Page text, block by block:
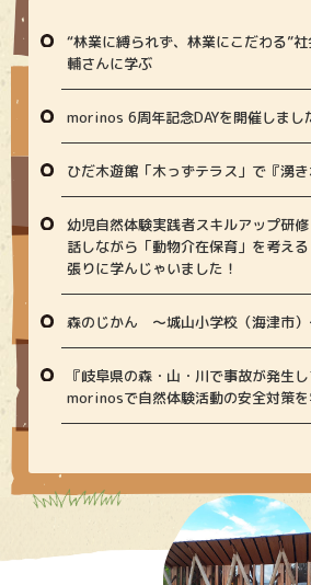
“林業に縛られず、林業にこだわる”
輔さんに学ぶ
morinos 6周年記念DAYを開催しまし
ひだ木遊館「木っずテラス」で『湧
幼児自然体験実践者スキルアップ研
話しながら「動物介在保育」を考え
張りに学んじゃいました！
森のじかん 〜城山小学校（海津市）
『岐阜県の森・山・川で事故が発生
morinosで自然体験活動の安全対策を